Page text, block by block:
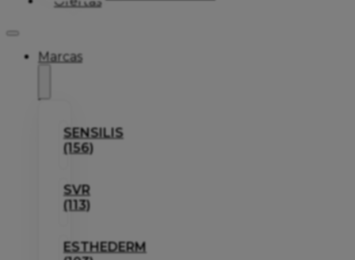
Marcas
SENSILIS
(156)
SVR
(113)
ESTHEDERM